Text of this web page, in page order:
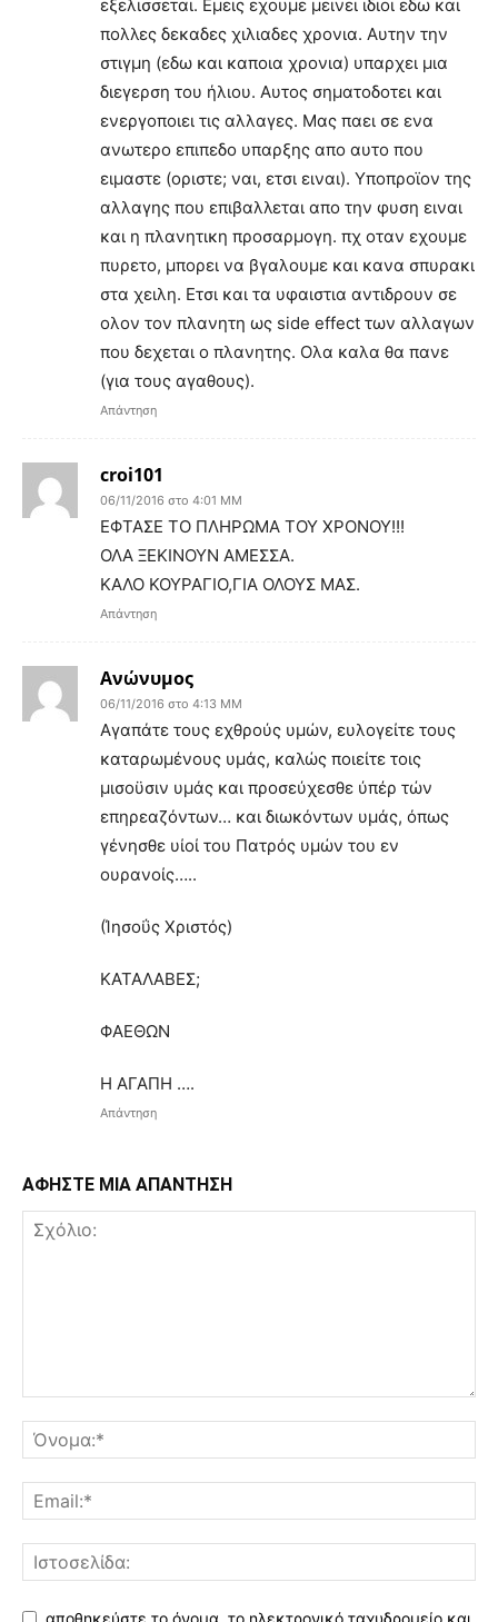
εξελισσεται. Εμεις εχουμε μεινει ιδιοι εδω και
πολλες δεκαδες χιλιαδες χρονια. Αυτην την
στιγμη (εδω και καποια χρονια) υπαρχει μια
διεγερση του ήλιου. Αυτος σηματοδοτει και
ενεργοποιει τις αλλαγες. Μας παει σε ενα
ανωτερο επιπεδο υπαρξης απο αυτο που
ειμαστε (οριστε; ναι, ετσι ειναι). Υποπροϊον της
αλλαγης που επιβαλλεται απο την φυση ειναι
και η πλανητικη προσαρμογη. πχ οταν εχουμε
πυρετο, μπορει να βγαλουμε και κανα σπυρακι
στα χειλη. Ετσι και τα υφαιστια αντιδρουν σε
ολον τον πλανητη ως side effect των αλλαγων
που δεχεται ο πλανητης. Ολα καλα θα πανε
(για τους αγαθους).
Απάντηση
croi101
06/11/2016 στο 4:01 ΜΜ
ΕΦΤΑΣΕ ΤΟ ΠΛΗΡΩΜΑ ΤΟΥ ΧΡΟΝΟΥ!!!
ΟΛΑ ΞΕΚΙΝΟΥΝ ΑΜΕΣΣΑ.
ΚΑΛΟ ΚΟΥΡΑΓΙΟ,ΓΙΑ ΟΛΟΥΣ ΜΑΣ.
Απάντηση
Ανώνυμος
06/11/2016 στο 4:13 ΜΜ
Αγαπάτε τους εχθρούς υμών, ευλογείτε τους
καταρωμένους υμάς, καλώς ποιείτε τοις
μισοϋσιν υμάς και προσεύχεσθε ύπέρ τών
επηρεαζόντων… και διωκόντων υμάς, όπως
γένησθε υίοί του Πατρός υμών του εν
ουρανοίς…..
(Ίησοΰς Χριστός)
ΚΑΤΑΛΑΒΕΣ;
ΦΑΕΘΩΝ
Η ΑΓΑΠΗ ….
Απάντηση
ΑΦΗΣΤΕ ΜΙΑ ΑΠΑΝΤΗΣΗ
αποθηκεύστε το όνομα, το ηλεκτρονικό ταχυδρομείο και